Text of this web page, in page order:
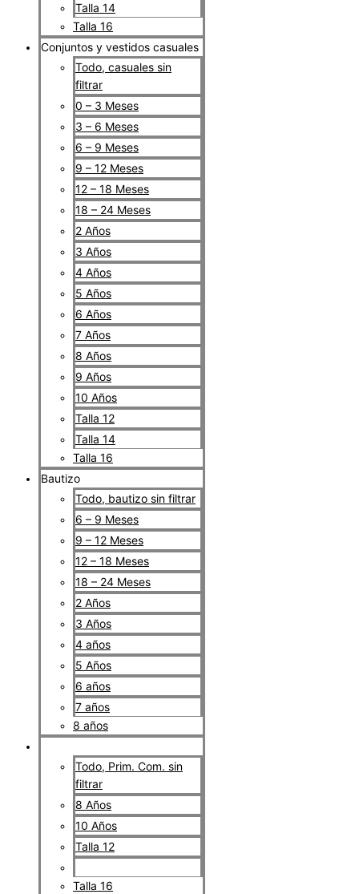
Talla 14
Talla 16
Conjuntos y vestidos casuales
Todo, casuales sin
filtrar
0 – 3 Meses
3 – 6 Meses
6 – 9 Meses
9 – 12 Meses
12 – 18 Meses
18 – 24 Meses
2 Años
3 Años
4 Años
5 Años
6 Años
7 Años
8 Años
9 Años
10 Años
Talla 12
Talla 14
Talla 16
Bautizo
Todo, bautizo sin filtrar
6 – 9 Meses
9 – 12 Meses
12 – 18 Meses
18 – 24 Meses
2 Años
3 Años
4 años
5 Años
6 años
7 años
8 años
Todo, Prim. Com. sin
filtrar
8 Años
10 Años
Talla 12
Talla 16